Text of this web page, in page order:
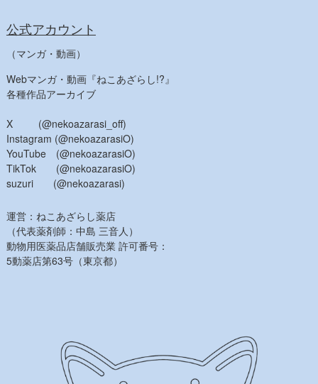
公式アカウント
（マンガ・動画）
Webマンガ・動画『ねこあざらし!?』
各種作品アーカイブ
X (@nekoazarasi_off)
Instagram (@nekoazarasiO)
YouTube (@nekoazarasiO)
TikTok (@nekoazarasiO)
suzuri (@nekoazarasi)
運営：ねこあざらし薬店
（代表薬剤師：中島 三音人）
動物用医薬品店舗販売業 許可番号：
5動薬店第63号（東京都）